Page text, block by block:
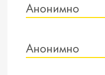
Анонимно
Анонимно